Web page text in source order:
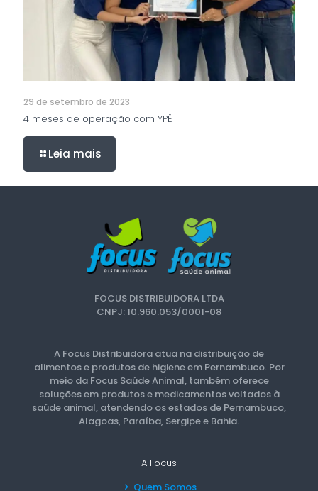
29 de setembro de 2023
4 meses de operação com YPÊ
Leia mais
FOCUS DISTRIBUIDORA LTDA
CNPJ: 10.960.053/0001-08
A Focus Distribuidora atua na distribuição de
alimentos e produtos de higiene em Pernambuco. Por
meio da Focus Saúde Animal, também oferece
soluções em produtos e medicamentos voltados à
saúde animal, atendendo os estados de Pernambuco,
Alagoas, Paraíba, Sergipe e Bahia.
A Focus
Quem Somos